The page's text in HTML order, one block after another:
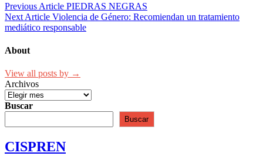
Previous Article PIEDRAS NEGRAS
Next Article Violencia de Género: Recomiendan un tratamiento
mediático responsable
About
View all posts by →
Archivos
Buscar
Buscar
CISPREN